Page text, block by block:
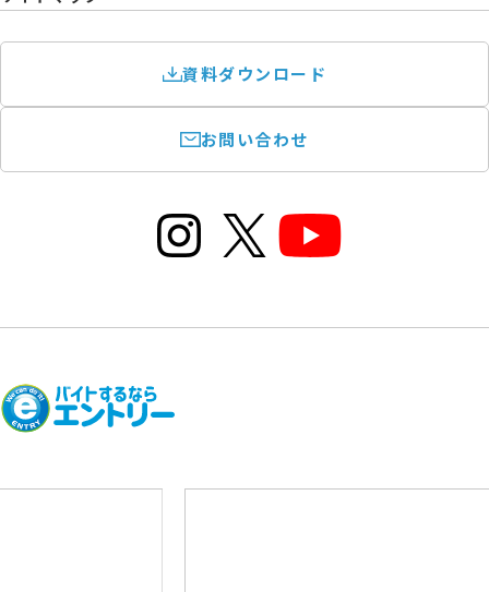
資料ダウンロード
お問い合わせ